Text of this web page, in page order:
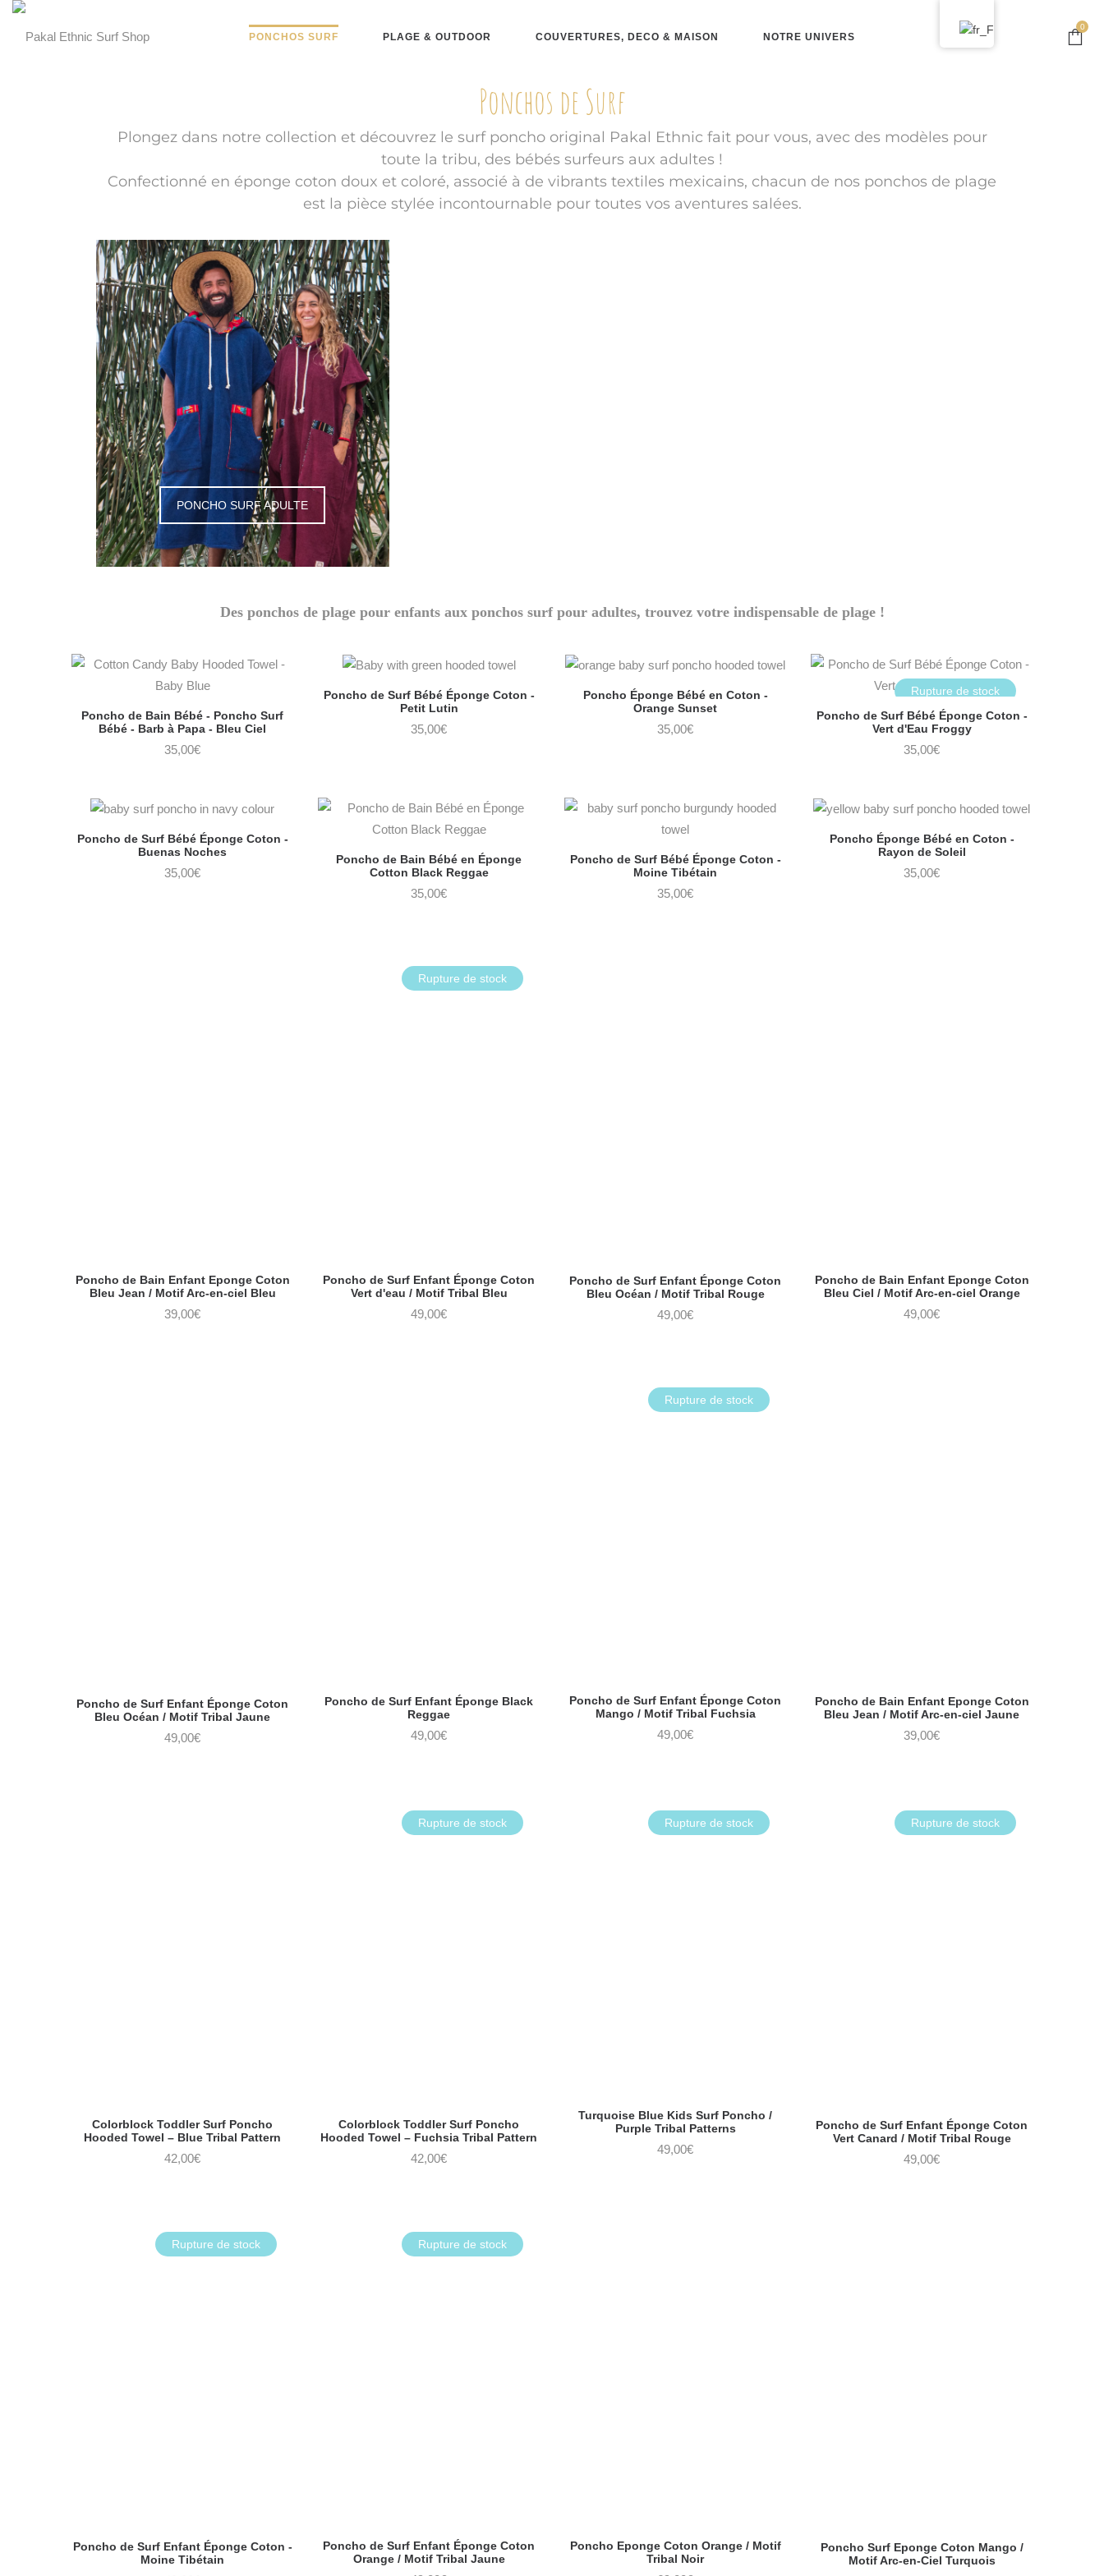
PONCHOS SURF PLAGE & OUTDOOR COUVERTURES, DECO & MAISON NOTRE UNIVERS
0
Ponchos de Surf
Plongez dans notre collection et découvrez le surf poncho original Pakal Ethnic fait pour vous, avec des modèles pour
toute la tribu, des bébés surfeurs aux adultes !
Confectionné en éponge coton doux et coloré, associé à de vibrants textiles mexicains, chacun de nos ponchos de plage
est la pièce stylée incontournable pour toutes vos aventures salées.
PONCHO SURF ADULTE
Des ponchos de plage pour enfants aux ponchos surf pour adultes, trouvez votre indispensable de plage !
Poncho de Bain Bébé - Poncho Surf
Bébé - Barb à Papa - Bleu Ciel
35,00€
Poncho de Surf Bébé Éponge Coton -
Petit Lutin
35,00€
Poncho Éponge Bébé en Coton -
Orange Sunset
35,00€
Rupture de stock
Poncho de Surf Bébé Éponge Coton -
Vert d'Eau Froggy
35,00€
Poncho de Surf Bébé Éponge Coton -
Buenas Noches
35,00€
Poncho de Bain Bébé en Éponge
Cotton Black Reggae
35,00€
Poncho de Surf Bébé Éponge Coton -
Moine Tibétain
35,00€
Poncho Éponge Bébé en Coton -
Rayon de Soleil
35,00€
Poncho de Bain Enfant Eponge Coton
Bleu Jean / Motif Arc-en-ciel Bleu
39,00€
Rupture de stock
Poncho de Surf Enfant Éponge Coton
Vert d'eau / Motif Tribal Bleu
49,00€
Poncho de Surf Enfant Éponge Coton
Bleu Océan / Motif Tribal Rouge
49,00€
Poncho de Bain Enfant Eponge Coton
Bleu Ciel / Motif Arc-en-ciel Orange
49,00€
Poncho de Surf Enfant Éponge Coton
Bleu Océan / Motif Tribal Jaune
49,00€
Poncho de Surf Enfant Éponge Black
Reggae
49,00€
Rupture de stock
Poncho de Surf Enfant Éponge Coton
Mango / Motif Tribal Fuchsia
49,00€
Poncho de Bain Enfant Eponge Coton
Bleu Jean / Motif Arc-en-ciel Jaune
39,00€
Colorblock Toddler Surf Poncho
Hooded Towel – Blue Tribal Pattern
42,00€
Rupture de stock
Colorblock Toddler Surf Poncho
Hooded Towel – Fuchsia Tribal Pattern
42,00€
Rupture de stock
Turquoise Blue Kids Surf Poncho /
Purple Tribal Patterns
49,00€
Rupture de stock
Poncho de Surf Enfant Éponge Coton
Vert Canard / Motif Tribal Rouge
49,00€
Rupture de stock
Poncho de Surf Enfant Éponge Coton -
Moine Tibétain
Rupture de stock
Poncho de Surf Enfant Éponge Coton
Orange / Motif Tribal Jaune
Poncho Eponge Coton Orange / Motif
Tribal Noir
Poncho Surf Eponge Coton Mango /
Motif Arc-en-Ciel Turquois